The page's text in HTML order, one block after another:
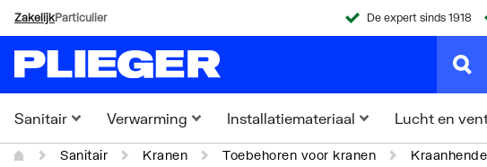
ZakelijkParticulier De expert sinds 1918
Sanitair Verwarming Installatiemateriaal Lucht en
Sanitair Kranen Toebehoren voor kranen